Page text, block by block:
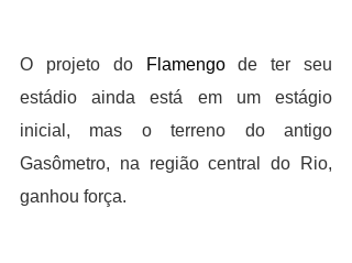
O projeto do Flamengo de ter seu
estádio ainda está em um estágio
inicial, mas o terreno do antigo
Gasômetro, na região central do Rio,
ganhou força.